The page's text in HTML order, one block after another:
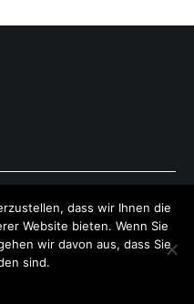
. All rights reserved.
byWordPress .
dass wir Ihnen die
Website bieten. Wenn Sie
wir davon aus, dass Sie
sind.